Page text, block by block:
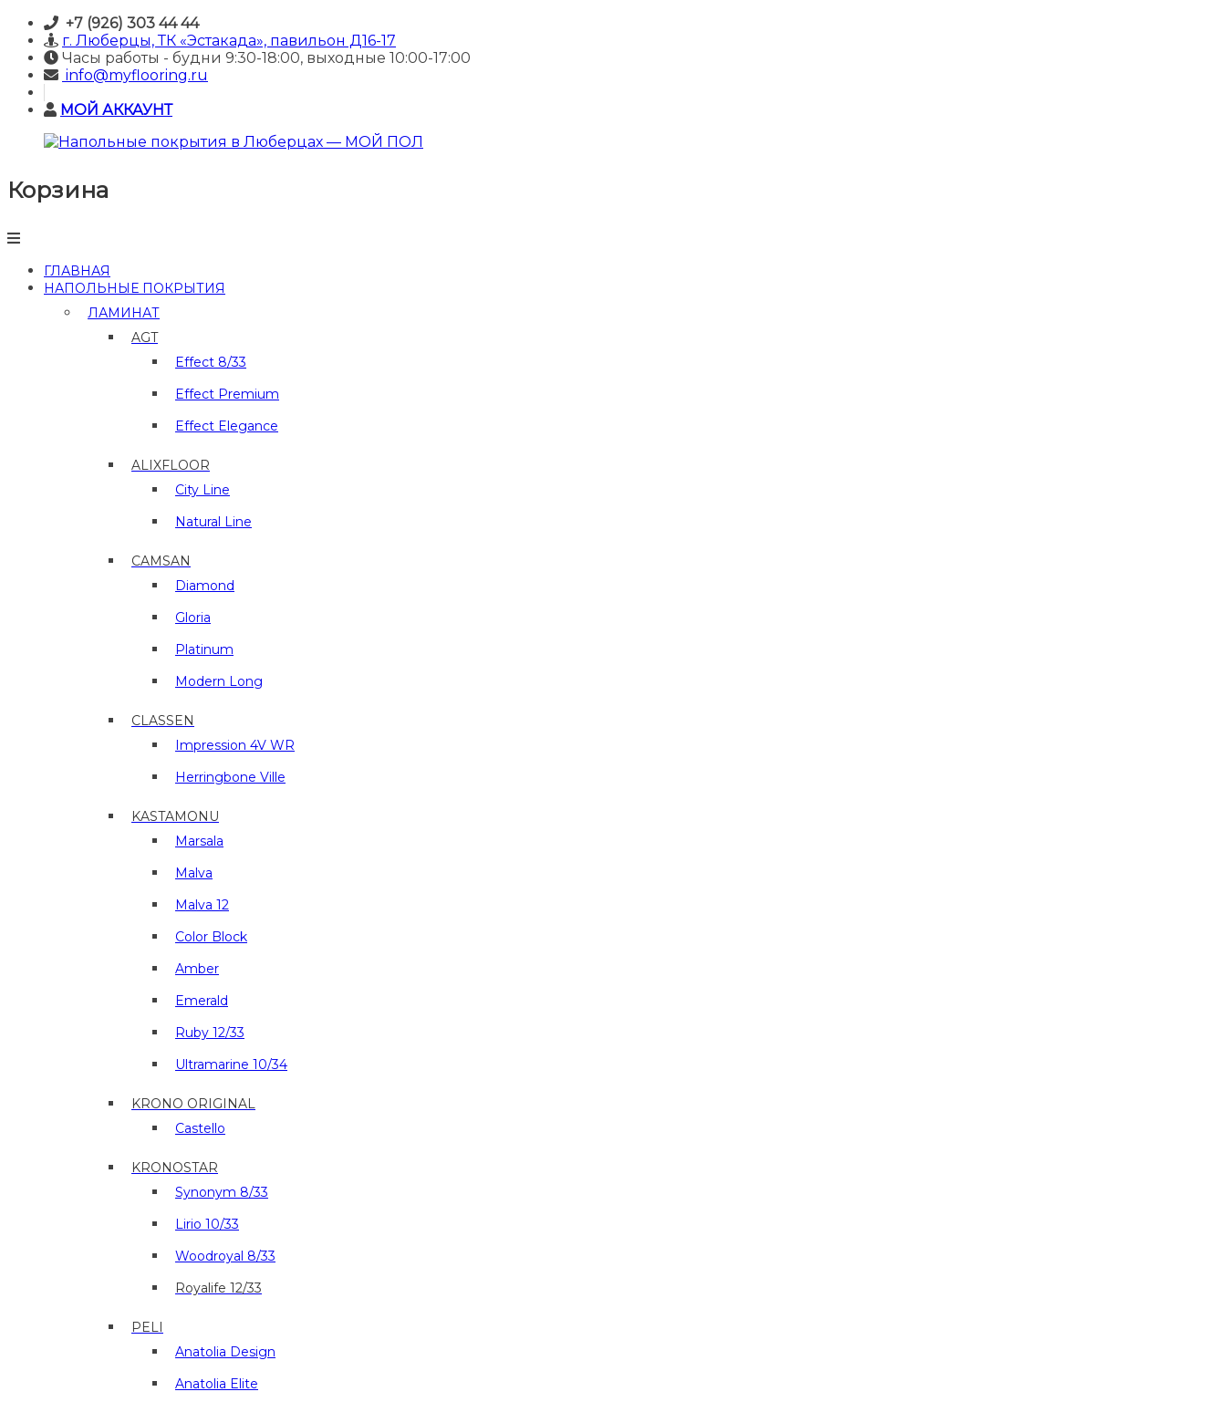
Skip
content
+7 (926) 303 44 44
г. Люберцы, ТК «Эстакада», павильон Д16-17
Часы работы - будни 9:30-18:00, выходные 10:00-17:00
info@myflooring.ru
МОЙ АККАУНТ
Напольные
покрытия
Люберцах
МОЙ
ПОЛ
Корзина
ГЛАВНАЯ
НАПОЛЬНЫЕ ПОКРЫТИЯ
ЛАМИНАТ
AGT
Effect 8/33
Effect Premium
Effect Elegance
ALIXFLOOR
City Line
Natural Line
CAMSAN
Diamond
Gloria
Platinum
Modern Long
CLASSEN
Impression 4V WR
Herringbone Ville
KASTAMONU
Marsala
Malva
Malva 12
Color Block
Amber
Emerald
Ruby 12/33
Ultramarine 10/34
KRONO ORIGINAL
Castello
KRONOSTAR
Synonym 8/33
Lirio 10/33
Woodroyal 8/33
Royalife 12/33
PELI
Anatolia Design
Anatolia Elite